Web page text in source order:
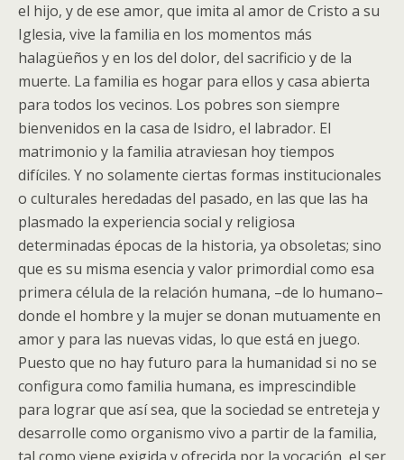
el hijo, y de ese amor, que imita al amor de Cristo a su
Iglesia, vive la familia en los momentos más
halagüeños y en los del dolor, del sacrificio y de la
muerte. La familia es hogar para ellos y casa abierta
para todos los vecinos. Los pobres son siempre
bienvenidos en la casa de Isidro, el labrador. El
matrimonio y la familia atraviesan hoy tiempos
difíciles. Y no solamente ciertas formas institucionales
o culturales heredadas del pasado, en las que las ha
plasmado la experiencia social y religiosa
determinadas épocas de la historia, ya obsoletas; sino
que es su misma esencia y valor primordial como esa
primera célula de la relación humana, –de lo humano–
donde el hombre y la mujer se donan mutuamente en
amor y para las nuevas vidas, lo que está en juego.
Puesto que no hay futuro para la humanidad si no se
configura como familia humana, es imprescindible
para lograr que así sea, que la sociedad se entreteja y
desarrolle como organismo vivo a partir de la familia,